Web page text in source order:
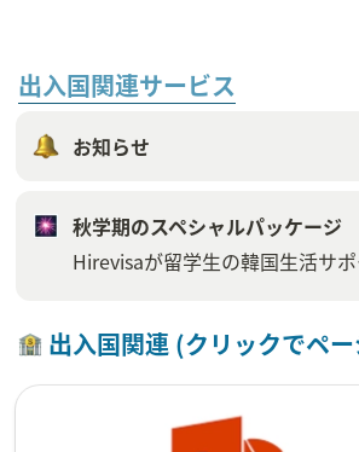
出入国関連サービス
お知らせ
秋学期のスペシャルパッケージ
Hirevisaが留学生の韓国生活サ
出入国関連 (クリックでペ